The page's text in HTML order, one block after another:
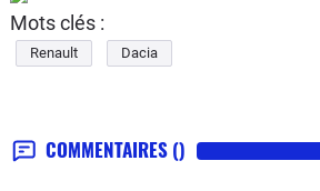
Mots clés :
Renault Dacia
COMMENTAIRES ()